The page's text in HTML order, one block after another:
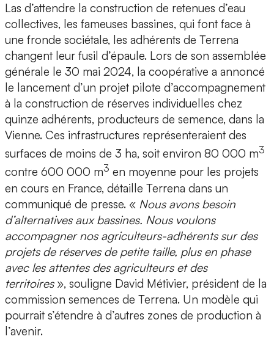
Las d’attendre la construction de retenues d’eau
collectives, les fameuses bassines, qui font face à
une fronde sociétale, les adhérents de Terrena
changent leur fusil d’épaule. Lors de son assemblée
générale le 30 mai 2024, la coopérative a annoncé
le lancement d’un projet pilote d’accompagnement
à la construction de réserves individuelles chez
quinze adhérents, producteurs de semence, dans la
Vienne. Ces infrastructures représenteraient des
surfaces de moins de 3 ha, soit environ 80 000 m3
contre 600 000 m3 en moyenne pour les projets
en cours en France, détaille Terrena dans un
communiqué de presse. « Nous avons besoin
d’alternatives aux bassines. Nous voulons
accompagner nos agriculteurs-adhérents sur des
projets de réserves de petite taille, plus en phase
avec les attentes des agriculteurs et des
territoires», souligne David Métivier, président de la
commission semences de Terrena. Un modèle qui
pourrait s’étendre à d’autres zones de production à
l’avenir.